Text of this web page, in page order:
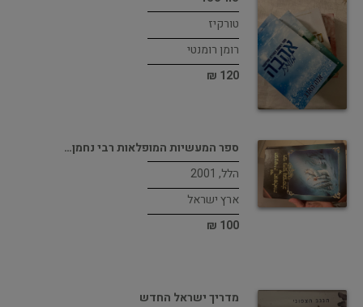
טורקיז
רומן רומנטי
120 ₪
ספר המעשיות המופלאות רבי נחמן…
הלל, 2001
ארץ ישראל
100 ₪
מדריך ישראל החדש